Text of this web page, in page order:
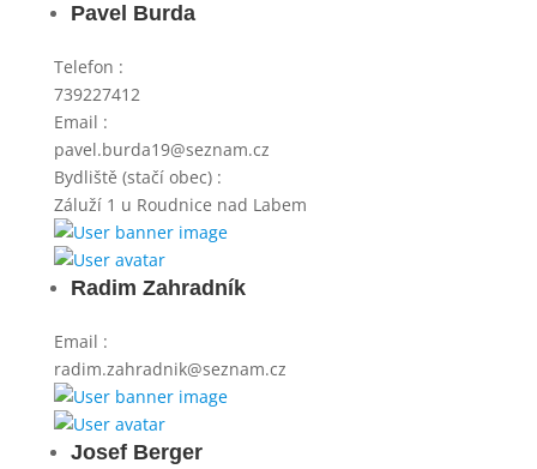
Pavel Burda
Telefon :
739227412
Email :
pavel.burda19@seznam.cz
Bydliště (stačí obec) :
Záluží 1 u Roudnice nad Labem
Radim Zahradník
Email :
radim.zahradnik@seznam.cz
Josef Berger